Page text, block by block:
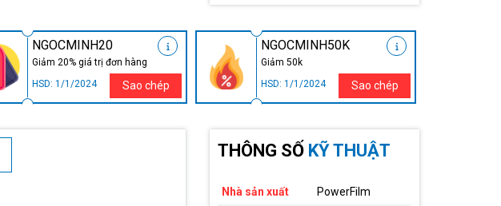
NGOCMINH20
Giảm 20% giá trị đơn hàng
HSD: 1/1/2024
Sao chép
NGOCMINH50K
Giảm 50k
HSD: 1/1/2024
Sao chép
THÔNG SỐ KỸ THUẬT
Nhà sản xuất
PowerFilm